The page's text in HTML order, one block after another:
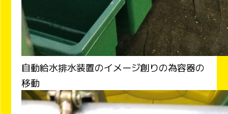
自動給水排水装置のイメージ創りの為容器の
移動